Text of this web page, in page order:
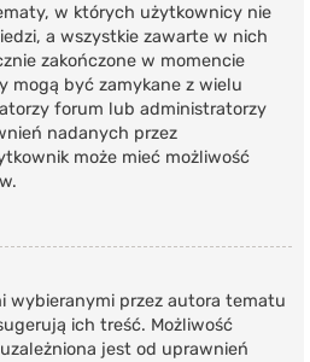
w których użytkownicy nie
a wszystkie zawarte w nich
zakończone w momencie
mogą być zamykane z wielu
forum lub administratorzy
nadanych przez
może mieć możliwość
wybieranymi przez autora tematu
ich treść. Możliwość
jest od uprawnień